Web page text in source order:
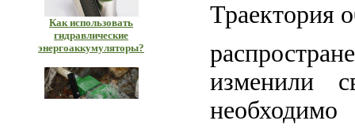
Траектория
изменили
Как использовать
гидравлические
энергоаккумуляторы?